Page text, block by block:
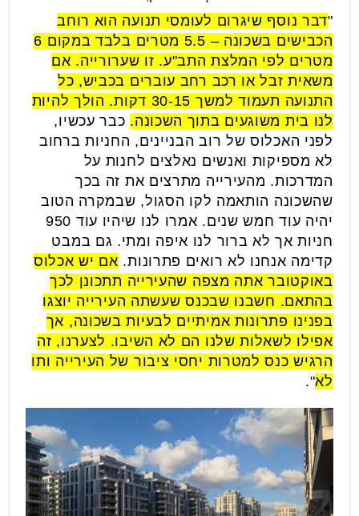
"דבר נוסף שיגרום לעומסי תנועה הוא רוחב
הכבישים בשכונה – 5.5 מטרים בלבד במקום 6
מטרים לפי המלצת התב"ע. זו שערורייה. אם
משאית זבל או רכב רחב עוברים בכביש, כל
התנועה תעמוד למשך 30-15 דקות. הולך להיות
לנו בית משוגעים בתוך השכונה. כבר עכשיו,
לפני האכלוס של רוב הבניינים, החניות ברחוב
לא מספיקות ואנשים נאלצים לחנות על
המדרכות. מהעירייה מתרצים את זה בכך
שהשכונה הותאמה לקו הסגול, שבמקרה הטוב
יהיה עוד חמש שנים. אמרו לנו שיהיו עוד 950
חניות אך לא ברור לנו איפה ומתי. גם במבט
קדימה אנחנו לא רואים פתרונות. אם יש אכלוס
באוקטובר אתה מצפה שהעירייה תתכונן לכך
בהתאם. חשבנו שבכנס שעשתה העירייה יוצגו
בפנינו פתרונות אמיתיים לבעיות בשכונה, אך
אפילו לשאלות שלנו הם לא השיבו. לצערנו, זה
הרגיש כנס למטרות יחסי ציבור של העירייה ותו
לא".